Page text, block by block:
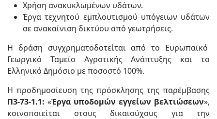
Χρήση ανακυκλωμένων υδάτων.
Έργα τεχνητού εμπλουτισμού υπόγειων υδάτων
σε ανακαίνιση δικτύου από γεωτρήσεις.
Η δράση συγχρηματοδοτείται από το Ευρωπαϊκό
Γεωργικό Ταμείο Αγροτικής Ανάπτυξης και το
Ελληνικό Δημόσιο με ποσοστό 100%.
Η προδημοσίευση της πρόσκλησης της παρέμβασης
Π3-73-1.1: «Έργα υποδομών εγγείων βελτιώσεων»,
κοινοποιείται στους δικαιούχους για την